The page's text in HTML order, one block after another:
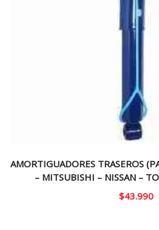
AMORTIGUADORES TRASEROS
– MITSUBISHI – NISSAN –
$43.990